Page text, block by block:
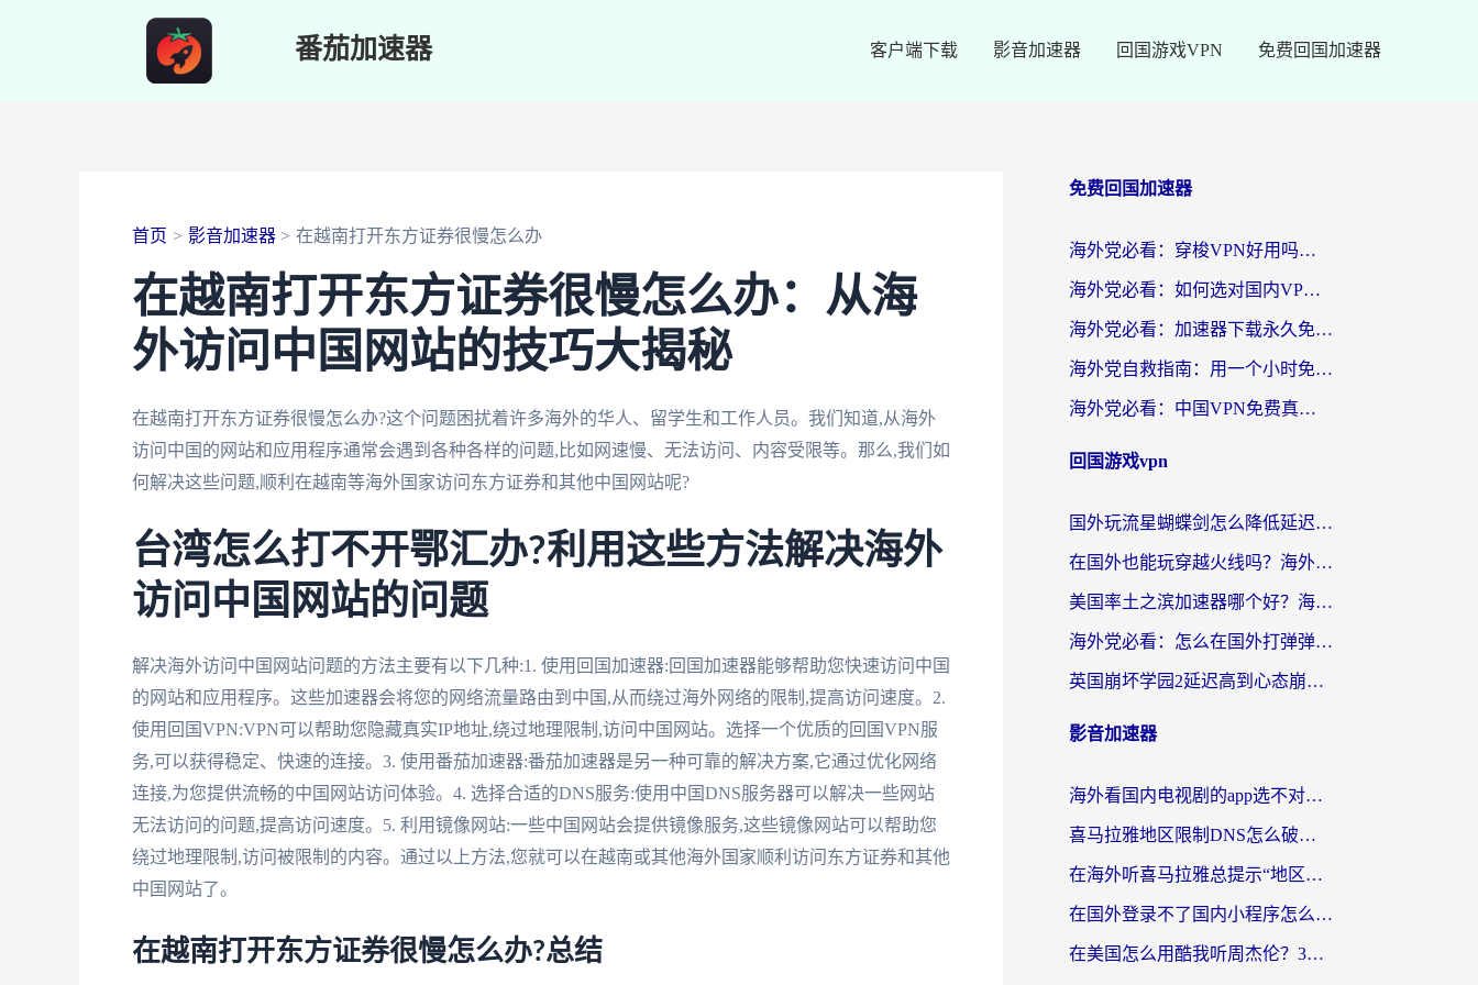
番茄加速器 客户端下载 影音加速器 回国游戏VPN 免费回国加速器
首页 影音加速器 在越南打开东方证券很慢怎么办
在越南打开东方证券很慢怎么办：从海
外访问中国网站的技巧大揭秘
在越南打开东方证券很慢怎么办?这个问题困扰着许多海外的华人、留学生和工作人员。我们知道,从海外
访问中国的网站和应用程序通常会遇到各种各样的问题,比如网速慢、无法访问、内容受限等。那么,我们如
何解决这些问题,顺利在越南等海外国家访问东方证券和其他中国网站呢?
台湾怎么打不开鄂汇办?利用这些方法解决海外
访问中国网站的问题
解决海外访问中国网站问题的方法主要有以下几种:1. 使用回国加速器:回国加速器能够帮助您快速访问中国
的网站和应用程序。这些加速器会将您的网络流量路由到中国,从而绕过海外网络的限制,提高访问速度。2.
使用回国VPN:VPN可以帮助您隐藏真实IP地址,绕过地理限制,访问中国网站。选择一个优质的回国VPN服
务,可以获得稳定、快速的连接。3. 使用番茄加速器:番茄加速器是另一种可靠的解决方案,它通过优化网络
连接,为您提供流畅的中国网站访问体验。4. 选择合适的DNS服务:使用中国DNS服务器可以解决一些网站
无法访问的问题,提高访问速度。5. 利用镜像网站:一些中国网站会提供镜像服务,这些镜像网站可以帮助您
绕过地理限制,访问被限制的内容。通过以上方法,您就可以在越南或其他海外国家顺利访问东方证券和其他
中国网站了。
在越南打开东方证券很慢怎么办?总结
免费回国加速器
海外党必看：穿梭VPN好用吗？和云帆VPN对比哪个回国效果更好？附真实测评+避坑指南
海外党必看：如何选对国内VPN，实现无缝访问国内资源？
海外党必看：加速器下载永久免费版真的存在吗？教你无缝访问国内资源的正确姿势
海外党自救指南：用一个小时免费加速器，轻松打破国内资源访问壁垒？
海外党必看：中国VPN免费真的靠谱吗？手把手教你选对回国加速器
回国游戏vpn
国外玩流星蝴蝶剑怎么降低延迟？海外党必看的加速秘籍（含欧洲鸣潮&彩虹岛优化攻略）
在国外也能玩穿越火线吗？海外玩家国服游戏畅玩终极指南
美国率土之滨加速器哪个好？海外党国服游戏畅玩终极指南（附多游戏解决方案）
海外党必看：怎么在国外打弹弹堂不卡？番茄加速器亲测指南
英国崩坏学园2延迟高到心态崩？海外党国服游戏加速终极指南
影音加速器
海外看国内电视剧的app选不对？这份回国加速器避坑指南帮你流畅追剧
喜马拉雅地区限制DNS怎么破？海外党听国内音乐听书的终极解决方案
在海外听喜马拉雅总提示“地区限制”？3步轻松解除+听国内音乐全攻略
在国外登录不了国内小程序怎么办？选对回国加速器，轻松解锁国内资源
在美国怎么用酷我听周杰伦？3步搞定海外听歌难题